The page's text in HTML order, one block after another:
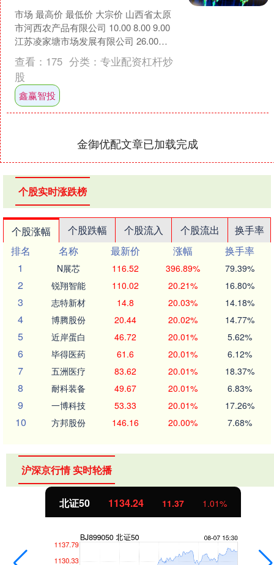
市场 最高价 最低价 大宗价 山西省太原
市河西农产品有限公司 10.00 8.00 9.00
江苏凌家塘市场发展有限公司 26.00
26.00 26.00 亳....
查看： 175 分类： 专业配资杠杆炒
股
鑫赢智投
金御优配文章已加载完成
个股实时涨跌榜
个股涨幅 个股跌幅 个股流入 个股流出
换手率
排名
名称 最新价 涨幅
换手率
1
N展芯 116.52 396.89% 79.39%
2 锐翔智能 110.02 20.21% 16.80%
3 志特新材 14.8 20.03% 14.18%
4 博腾股份 20.44 20.02% 14.77%
5 近岸蛋白 46.72 20.01% 5.62%
6 毕得医药 61.6 20.01% 6.12%
7 五洲医疗 83.62 20.01% 18.37%
8 耐科装备 49.67 20.01% 6.83%
9 一博科技 53.33 20.01% 17.26%
10 方邦股份 146.16 20.00% 7.68%
沪深京行情 实时轮播
北证50 1134.24 11.37 1.01%